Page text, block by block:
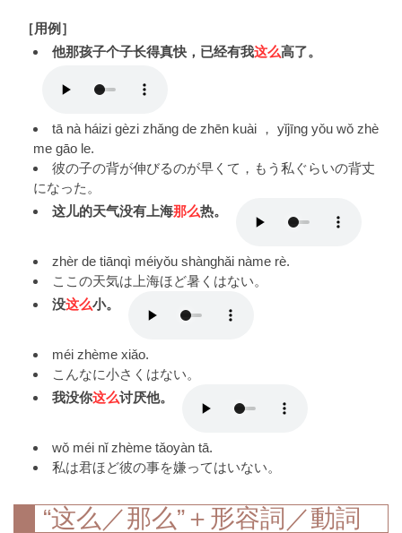
［用例］
他那孩子个子长得真快，已经有我这么高了。
tā nà háizi gèzi zhǎng de zhēn kuài ， yǐjīng yǒu wǒ zhè
me gāo le.
彼の子の背が伸びるのが早くて，もう私ぐらいの背丈
になった。
这儿的天气没有上海那么热。
zhèr de tiānqì méiyǒu shànghǎi nàme rè.
ここの天気は上海ほど暑くはない。
没这么小。
méi zhème xiǎo.
こんなに小さくはない。
我没你这么讨厌他。
wǒ méi nǐ zhème tǎoyàn tā.
私は君ほど彼の事を嫌ってはいない。
“这么／那么”＋形容詞／動詞